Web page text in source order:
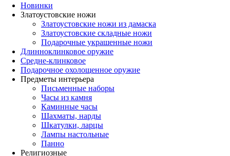
Новинки
Златоустовские ножи
Златоустовские ножи из дамаска
Златоустовские складные ножи
Подарочные украшенные ножи
Длинноклинковое оружие
Средне-клинковое
Подарочное охолощенное оружие
Предметы интерьера
Письменные наборы
Часы из камня
Каминные часы
Шахматы, нарды
Шкатулки, ларцы
Лампы настольные
Панно
Религиозные